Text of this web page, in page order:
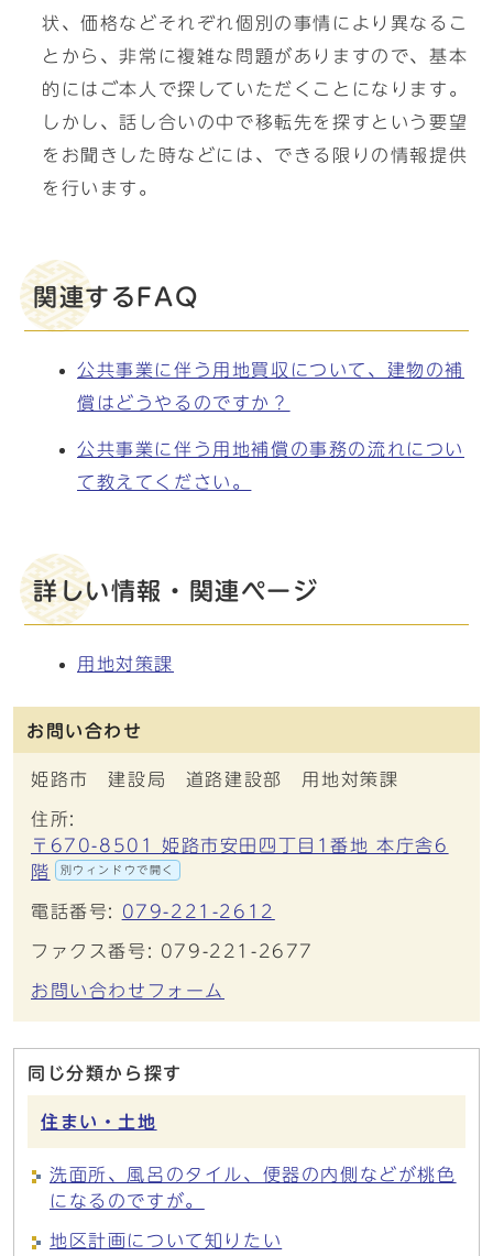
状、価格などそれぞれ個別の事情により異なるこ
とから、非常に複雑な問題がありますので、基本
的にはご本人で探していただくことになります。
しかし、話し合いの中で移転先を探すという要望
をお聞きした時などには、できる限りの情報提供
を行います。
関連するFAQ
公共事業に伴う用地買収について、建物の補
償はどうやるのですか？
公共事業に伴う用地補償の事務の流れについ
て教えてください。
詳しい情報・関連ページ
用地対策課
お問い合わせ
姫路市 建設局 道路建設部 用地対策課
住所:
〒670-8501 姫路市安田四丁目1番地 本庁舎6
階
別ウィンドウで開く
電話番号: 079-221-2612
ファクス番号: 079-221-2677
お問い合わせフォーム
同じ分類から探す
住まい・土地
洗面所、風呂のタイル、便器の内側などが桃色
になるのですが。
地区計画について知りたい